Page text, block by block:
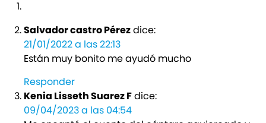
Salvador castro Pérezdice:
21/01/2022 a las 22:13
Están muy bonito me ayudó mucho
Responder
Kenia Lisseth Suarez Fdice:
09/04/2023 a las 04:54